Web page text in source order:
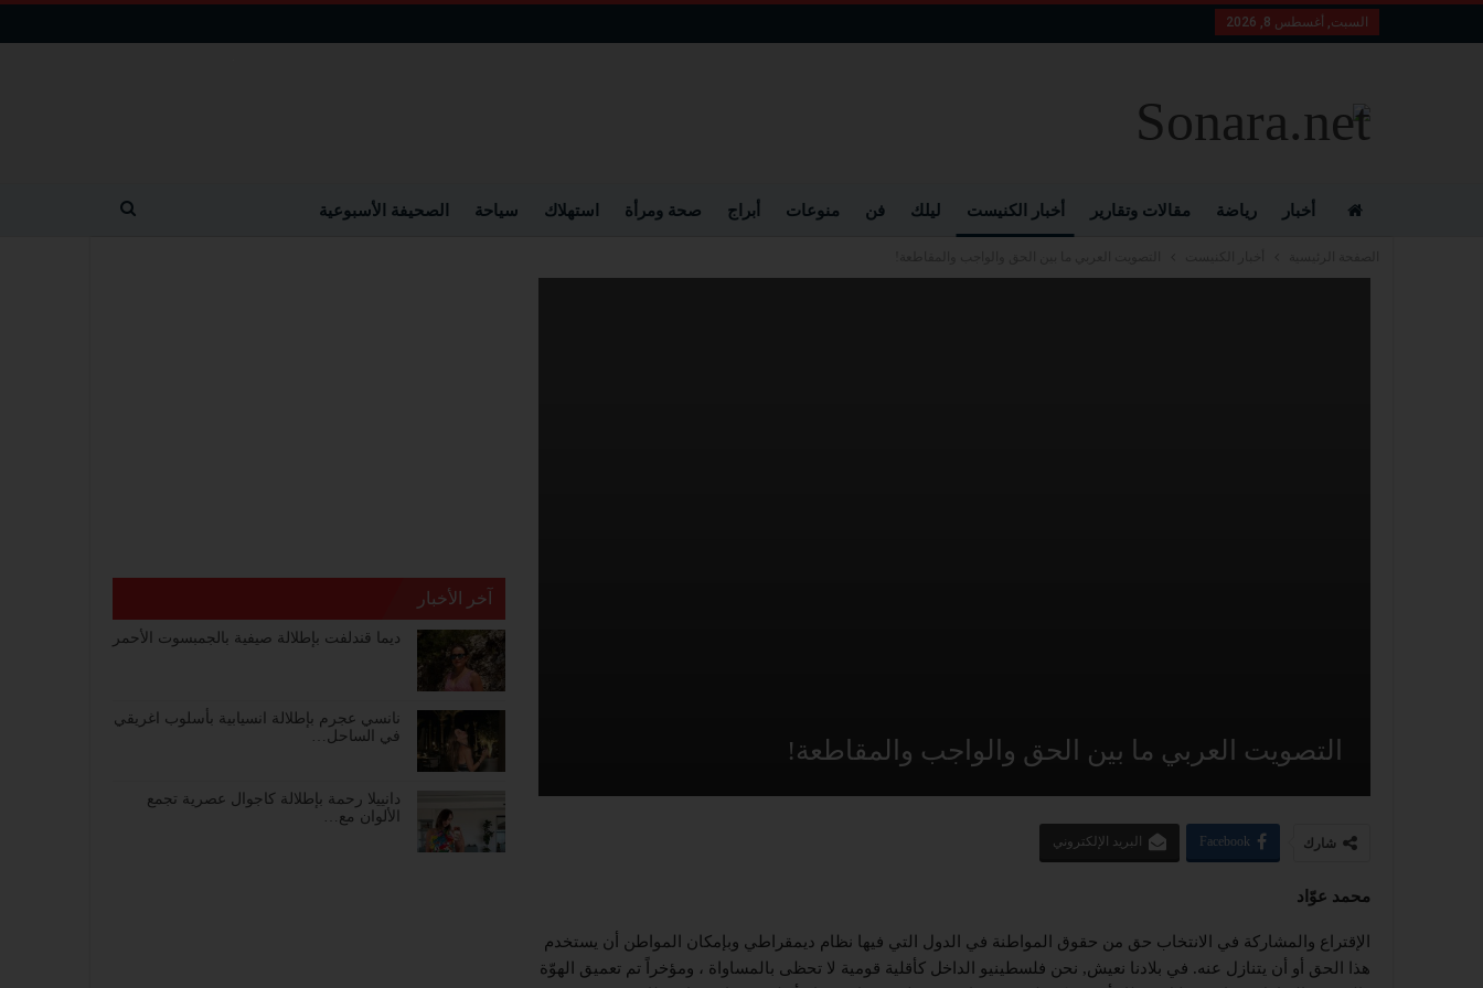
السبت, أغسطس 8, 2026
أخبار رياضة مقالات وتقارير أخبار الكنيست ليلك فن منوعات أبراج صحة ومرأة استهلاك سياحة الصحيفة الأسبوعية
التصويت العربي ما بين الحق والواجب والمقاطعة!
شارك Facebook البريد الإلكتروني
محمد عوّاد
الإقتراع والمشاركة في الانتخاب حق من حقوق المواطنة في الدول التي فيها نظام ديمقراطي وبإمكان المواطن أن يستخدم
هذا الحق أو أن يتنازل عنه. في بلادنا نعيش, نحن فلسطينيو الداخل كأقلية قومية لا تحظى بالمساواة ، ومؤخراً تم تعميق الهوّة
آخر الأخبار
ديما قندلفت بإطلالة صيفية بالجمبسوت الأحمر
نانسي عجرم بإطلالة انسيابية بأسلوب اغريقي
في الساحل…
دانييلا رحمة بإطلالة كاجوال عصرية تجمع
الألوان مع…